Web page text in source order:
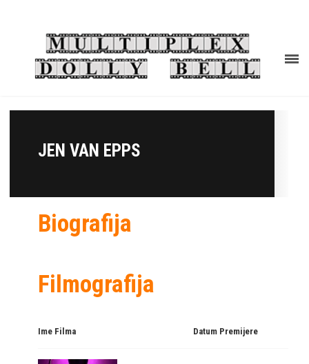
JEN VAN EPPS
Biografija
Filmografija
Ime Filma Datum Premijere